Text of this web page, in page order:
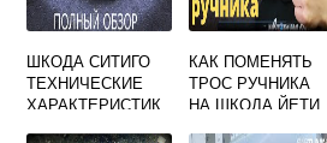
ШКОДА СИТИГО
ТЕХНИЧЕСКИЕ
ХАРАКТЕРИСТИК
КАК ПОМЕНЯТЬ
ТРОС РУЧНИКА
НА ШКОДА ЙЕТИ